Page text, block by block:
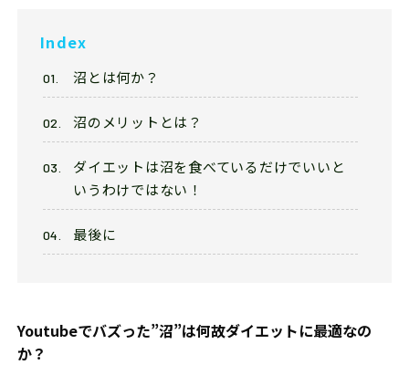
Our Sns
Index
沼とは何か？
沼のメリットとは？
ダイエットは沼を食べているだけでいいと
いうわけではない！
最後に
Youtubeでバズった”沼”は何故ダイエットに最適なの
か？